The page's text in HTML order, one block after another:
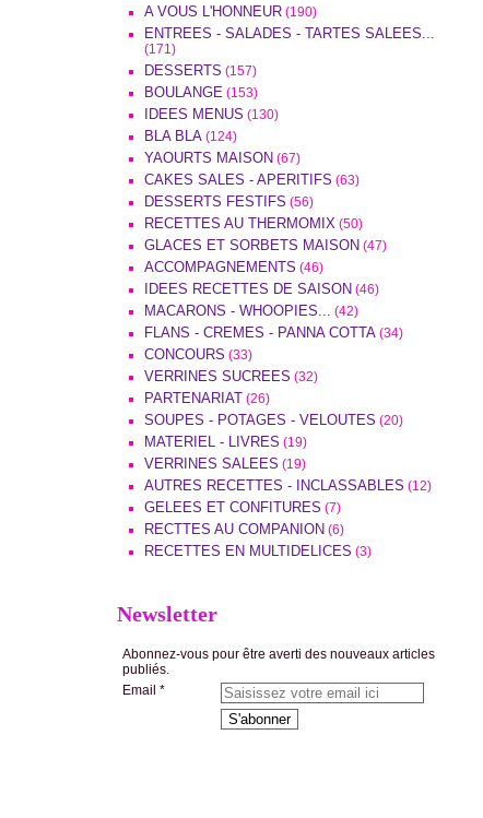
A VOUS L'HONNEUR (190)
ENTREES - SALADES - TARTES SALEES...
(171)
DESSERTS (157)
BOULANGE (153)
IDEES MENUS (130)
BLA BLA (124)
YAOURTS MAISON (67)
CAKES SALES - APERITIFS (63)
DESSERTS FESTIFS (56)
RECETTES AU THERMOMIX (50)
GLACES ET SORBETS MAISON (47)
ACCOMPAGNEMENTS (46)
IDEES RECETTES DE SAISON (46)
MACARONS - WHOOPIES... (42)
FLANS - CREMES - PANNA COTTA (34)
CONCOURS (33)
VERRINES SUCREES (32)
PARTENARIAT (26)
SOUPES - POTAGES - VELOUTES (20)
MATERIEL - LIVRES (19)
VERRINES SALEES (19)
AUTRES RECETTES - INCLASSABLES (12)
GELEES ET CONFITURES (7)
RECTTES AU COMPANION (6)
RECETTES EN MULTIDELICES (3)
Newsletter
Abonnez-vous pour être averti des nouveaux articles
publiés.
Email